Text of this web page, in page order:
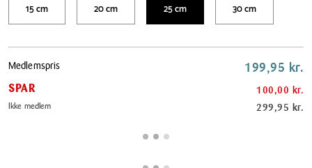
15 cm 20 cm 25 cm 30 cm
Pris
tabel
Medlemspris 199,95 kr.
SPAR 100,00 kr.
Ikke medlem 299,95 kr.